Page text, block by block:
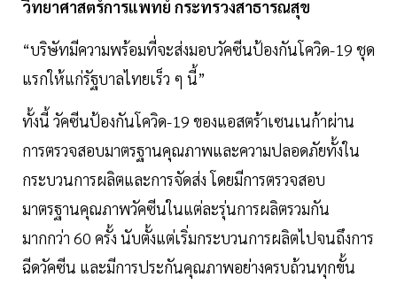
วิทยาศาสตร์การแพทย์ กระทรวงสาธารณสุข
“บริษัทมีความพร้อมที่จะส่งมอบวัคซีนป้องกันโควิด-19 ชุด
แรกให้แก่รัฐบาลไทยเร็ว ๆ นี้”
ทั้งนี้ วัคซีนป้องกันโควิด-19 ของแอสตร้าเซนเนก้าผ่าน
การตรวจสอบมาตรฐานคุณภาพและความปลอดภัยทั้งใน
กระบวนการผลิตและการจัดส่ง โดยมีการตรวจสอบ
มาตรฐานคุณภาพวัคซีนในแต่ละรุ่นการผลิตรวมกัน
มากกว่า 60 ครั้ง นับตั้งแต่เริ่มกระบวนการผลิตไปจนถึงการ
ฉีดวัคซีน และมีการประกันคุณภาพอย่างครบถ้วนทุกขั้น